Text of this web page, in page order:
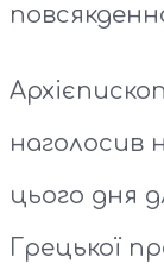
наголосив
цього дня
Грецької